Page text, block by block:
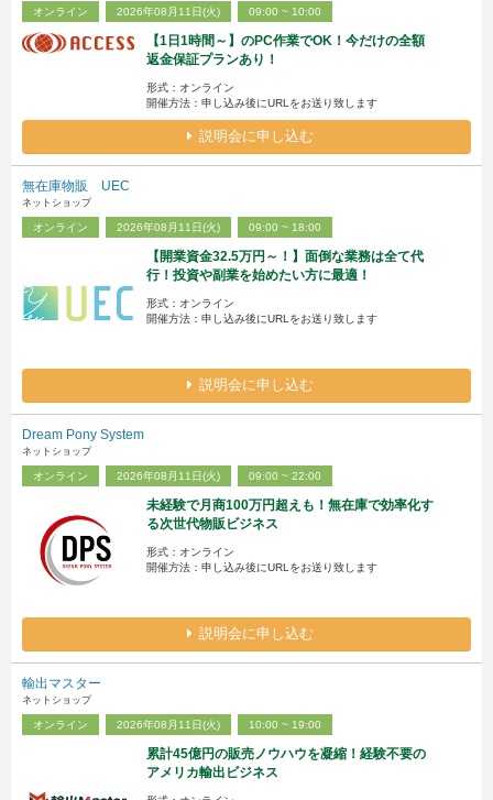
オンライン 2026年08月11日(火) 09:00 ~ 10:00
【1日1時間～】のPC作業でOK！今だけの全額
返金保証プランあり！
形式：オンライン
開催方法：申し込み後にURLをお送り致します
説明会に申し込む
無在庫物販 UEC
ネットショップ
オンライン 2026年08月11日(火) 09:00 ~ 18:00
【開業資金32.5万円～！】面倒な業務は全て代
行！投資や副業を始めたい方に最適！
形式：オンライン
開催方法：申し込み後にURLをお送り致します
説明会に申し込む
Dream Pony System
ネットショップ
オンライン 2026年08月11日(火) 09:00 ~ 22:00
未経験で月商100万円超えも！無在庫で効率化す
る次世代物販ビジネス
形式：オンライン
開催方法：申し込み後にURLをお送り致します
説明会に申し込む
輸出マスター
ネットショップ
オンライン 2026年08月11日(火) 10:00 ~ 19:00
累計45億円の販売ノウハウを凝縮！経験不要の
アメリカ輸出ビジネス